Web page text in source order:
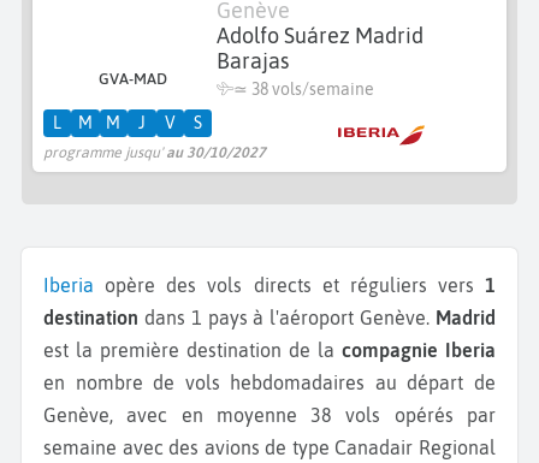
GVA-MAD
Genève
Adolfo Suárez Madrid
Barajas
≃ 38 vols/semaine
programme jusqu'au 30/10/2027
L M M J V S
Iberia opère des vols directs et réguliers vers 1
destination dans 1 pays à l'aéroport Genève. Madrid
est la première destination de la compagnie Iberia
en nombre de vols hebdomadaires au départ de
Genève, avec en moyenne 38 vols opérés par
semaine avec des avions de type Canadair Regional